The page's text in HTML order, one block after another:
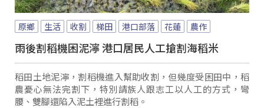
原鄉 生活 收割 梯田 港口部落 花蓮 農作
雨後割稻機困泥濘 港口居民人工搶割海稻米
稻田土地泥濘，割稻機進入幫助收割，但幾度受困田中，稻
農憂心無法完割下，特別請族人跟志工以人工的方式，彎
腰、雙腳還陷入泥土裡進行割稻。